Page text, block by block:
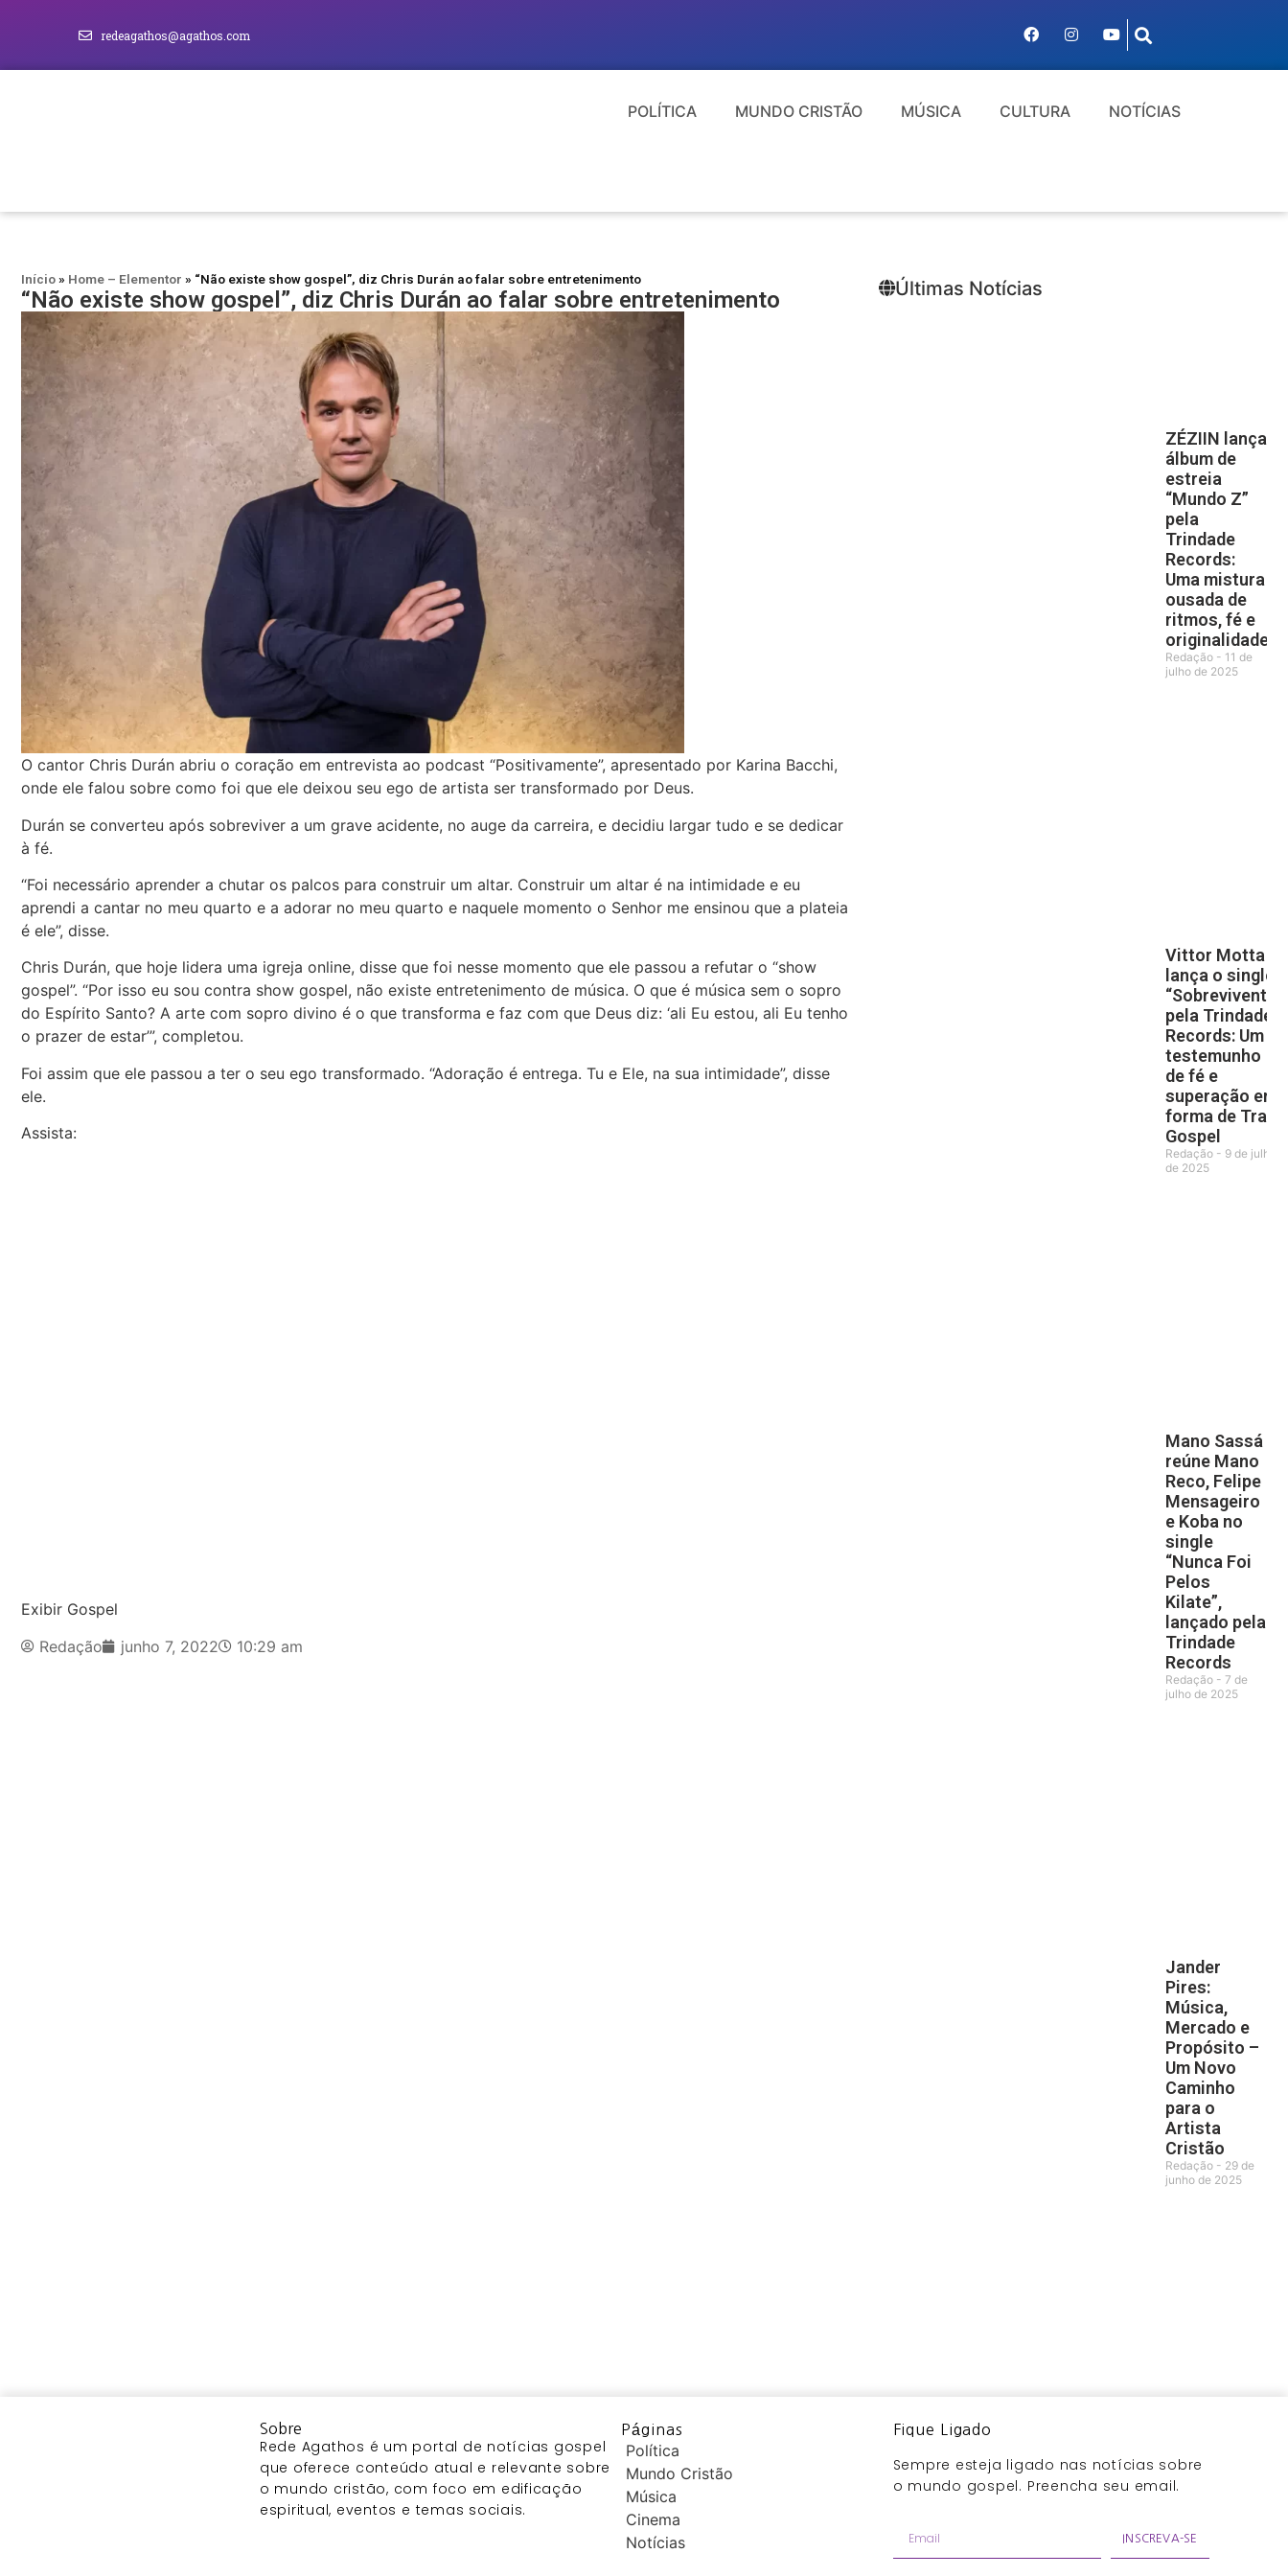
redeagathos@agathos.com
POLÍTICA MUNDO CRISTÃO MÚSICA CULTURA NOTÍCIAS
Início» Home – Elementor » “Não existe show gospel”, diz Chris Durán ao falar sobre entretenimento
“Não existe show gospel”, diz Chris Durán ao falar sobre entretenimento
O cantor Chris Durán abriu o coração em entrevista ao podcast “Positivamente”, apresentado por Karina Bacchi,
onde ele falou sobre como foi que ele deixou seu ego de artista ser transformado por Deus.
Durán se converteu após sobreviver a um grave acidente, no auge da carreira, e decidiu largar tudo e se dedicar
à fé.
“Foi necessário aprender a chutar os palcos para construir um altar. Construir um altar é na intimidade e eu
aprendi a cantar no meu quarto e a adorar no meu quarto e naquele momento o Senhor me ensinou que a plateia
é ele”, disse.
Chris Durán, que hoje lidera uma igreja online, disse que foi nesse momento que ele passou a refutar o “show
gospel”. “Por isso eu sou contra show gospel, não existe entretenimento de música. O que é música sem o sopro
do Espírito Santo? A arte com sopro divino é o que transforma e faz com que Deus diz: ‘ali Eu estou, ali Eu tenho
o prazer de estar’”, completou.
Foi assim que ele passou a ter o seu ego transformado. “Adoração é entrega. Tu e Ele, na sua intimidade”, disse
ele.
Assista:
Exibir Gospel
Redação
junho 7, 2022 10:29 am
Últimas Notícias
ZÉZIIN lança
álbum de
estreia
“Mundo Z”
pela
Trindade
Records:
Uma mistura
ousada de
ritmos, fé e
originalidade
Redação
11 de
julho de 2025
Vittor Motta
lança o single
“Sobrevivente”
pela Trindade
Records: Um
testemunho
de fé e
superação em
forma de Trap
Gospel
Redação
9 de julho
de 2025
Mano Sassá
reúne Mano
Reco, Felipe
Mensageiro
e Koba no
single
“Nunca Foi
Pelos
Kilate”,
lançado pela
Trindade
Records
Redação
7 de
julho de 2025
Jander
Pires:
Música,
Mercado e
Propósito –
Um Novo
Caminho
para o
Artista
Cristão
Redação
29 de
junho de 2025
Sobre
Rede Agathos é um portal de notícias gospel
que oferece conteúdo atual e relevante sobre
o mundo cristão, com foco em edificação
espiritual, eventos e temas sociais.
Páginas
Política
Mundo Cristão
Música
Cinema
Notícias
Fique Ligado
Sempre esteja ligado nas notícias sobre
o mundo gospel. Preencha seu email.
INSCREVA-SE